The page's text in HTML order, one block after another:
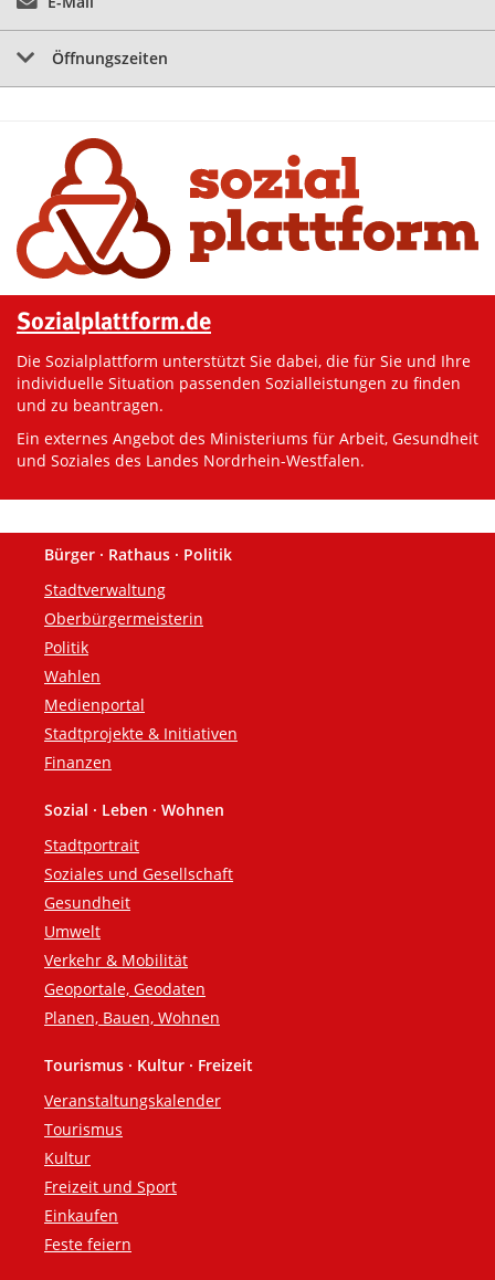
Öffnungszeiten
Sozialplattform.de
Die Sozialplattform unterstützt Sie dabei, die für Sie und Ihre
individuelle Situation passenden Sozialleistungen zu finden
und zu beantragen.
Ein externes Angebot des Ministeriums für Arbeit, Gesundheit
und Soziales des Landes Nordrhein-Westfalen.
Fußzeile
Bürger · Rathaus · Politik
Stadtverwaltung
Oberbürgermeisterin
Politik
Wahlen
Medienportal
Stadtprojekte & Initiativen
Finanzen
Sozial · Leben · Wohnen
Stadtportrait
Soziales und Gesellschaft
Gesundheit
Umwelt
Verkehr & Mobilität
Geoportale, Geodaten
Planen, Bauen, Wohnen
Tourismus · Kultur · Freizeit
Veranstaltungskalender
Tourismus
Kultur
Freizeit und Sport
Einkaufen
Feste feiern